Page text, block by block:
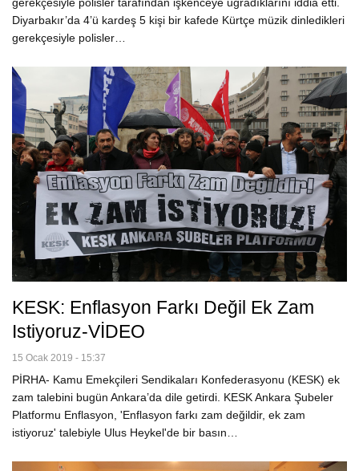
Diyarbakır’da 4’ü kardeş 5 kişi bir kafede Kürtçe müzik dinledikleri
gerekçesiyle polisler…
KESK: Enflasyon Farkı Değil Ek Zam
Istiyoruz-VİDEO
15 Ocak 2019 - 15:37
PİRHA- Kamu Emekçileri Sendikaları Konfederasyonu (KESK) ek
zam talebini bugün Ankara’da dile getirdi. KESK Ankara Şubeler
Platformu Enflasyon, 'Enflasyon farkı zam değildir, ek zam
istiyoruz' talebiyle Ulus Heykel'de bir basın…